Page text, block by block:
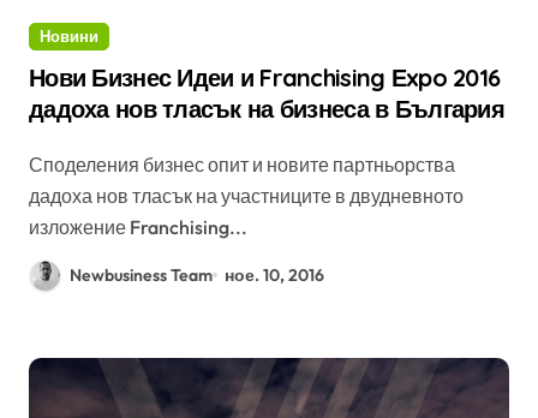
Новини
Нови Бизнес Идеи и Franchising Еxpo 2016
дадоха нов тласък на бизнеса в България
Споделения бизнес опит и новите партньорства
дадоха нов тласък на участниците в двудневното
изложение Franchising...
Newbusiness Team ное. 10, 2016